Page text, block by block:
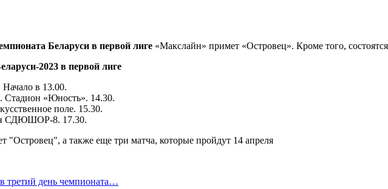
Беларуси в первой лиге «Макслайн» примет «Островец». Кроме того,
2023 в первой лиге
в 13.00.
«Юность». 14.30.
поле. 15.30.
СДЮШОР-8. 17.30.
день чемпионата…